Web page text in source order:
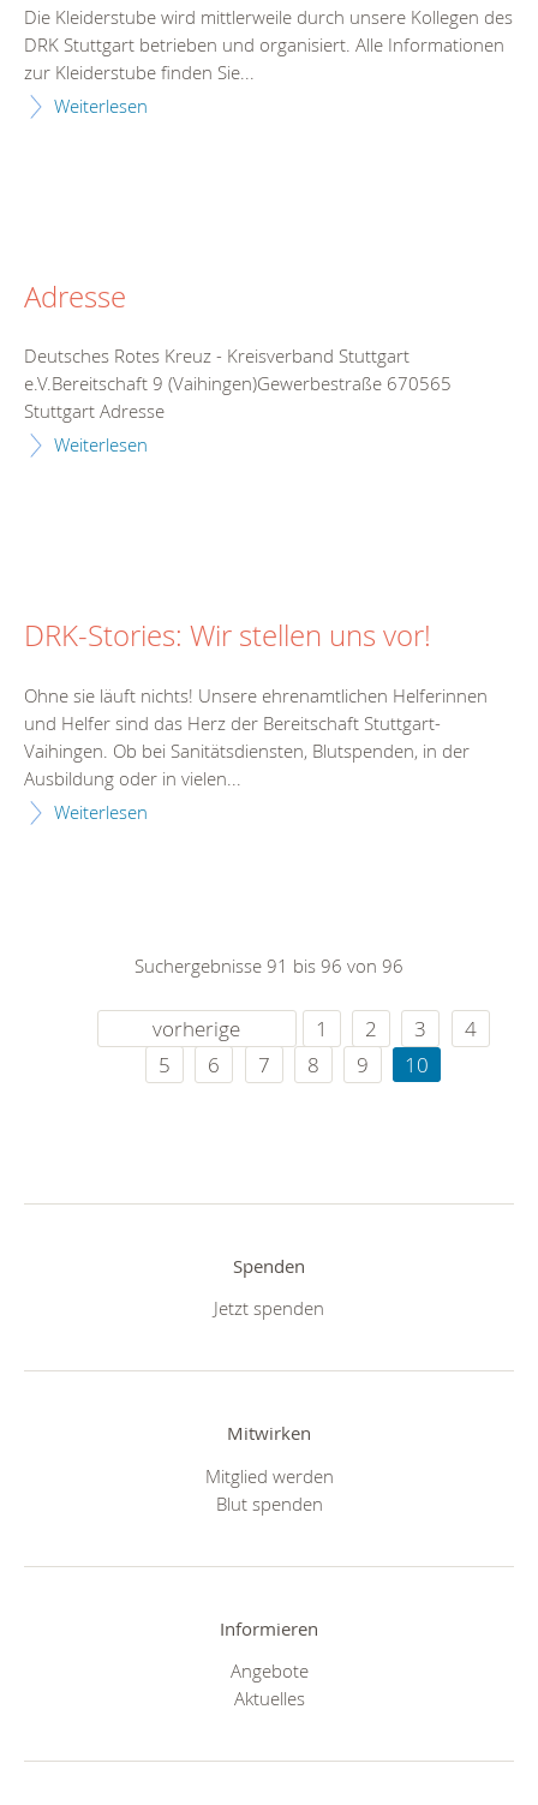
Die Kleiderstube wird mittlerweile durch unsere Kollegen des
DRK Stuttgart betrieben und organisiert. Alle Informationen
zur Kleiderstube finden Sie...
Weiterlesen
Adresse
Deutsches Rotes Kreuz - Kreisverband Stuttgart
e.V.Bereitschaft 9 (Vaihingen)Gewerbestraße 670565
Stuttgart Adresse
Weiterlesen
DRK-Stories: Wir stellen uns vor!
Ohne sie läuft nichts! Unsere ehrenamtlichen Helferinnen
und Helfer sind das Herz der Bereitschaft Stuttgart-
Vaihingen. Ob bei Sanitätsdiensten, Blutspenden, in der
Ausbildung oder in vielen...
Weiterlesen
Suchergebnisse 91 bis 96 von 96
vorherige 1 2 3
4
5
6 7 8 9 10
Spenden
Jetzt spenden
Mitwirken
Mitglied werden
Blut spenden
Informieren
Angebote
Aktuelles